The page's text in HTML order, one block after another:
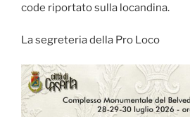
code riportato sulla locandina.
La segreteria della Pro Loco